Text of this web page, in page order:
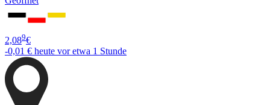
2,089€
-0,01 € heute vor etwa 1 Stunde